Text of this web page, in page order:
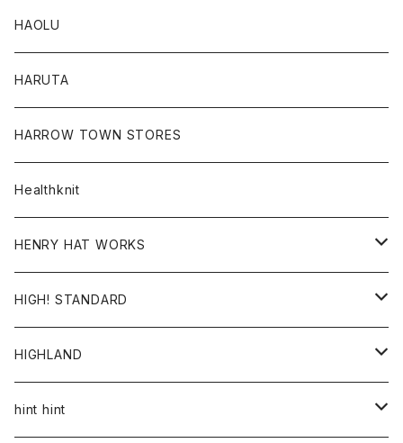
カーディガン
コート
トップス
シャツ
スウェット
レディース
カーディガン
コート
ボトム
パンツ
トップス
Tシャツ
ロンTEE
HAOLU
HARUTA
HARROW TOWN STORES
Healthknit
HENRY HAT WORKS
帽子
HIGH! STANDARD
アウター
ジャケット
トップス
HIGHLAND
帽子
hint hint